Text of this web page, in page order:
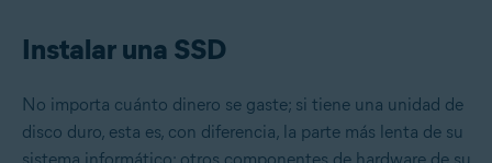
Instalar una SSD
No importa cuánto dinero se gaste; si tiene una unidad de
disco duro, esta es, con diferencia, la parte más lenta de su